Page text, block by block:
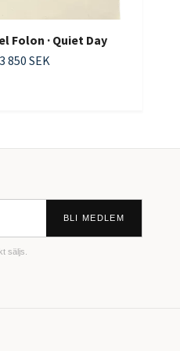
Folon · Quiet Day
3 850 SEK
BLI MEDLEM
säljs.